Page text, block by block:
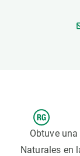
Obtuve
Naturales en